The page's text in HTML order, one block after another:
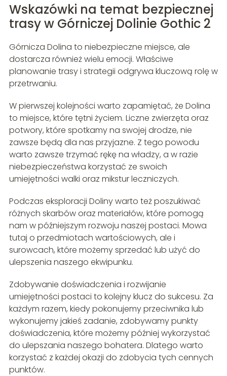
Wskazówki na temat bezpiecznej
trasy w Górniczej Dolinie Gothic 2
Górnicza Dolina to niebezpieczne miejsce, ale
dostarcza również wielu emocji. Właściwe
planowanie trasy i strategii odgrywa kluczową rolę w
przetrwaniu.
W pierwszej kolejności warto zapamiętać, że Dolina
to miejsce, które tętni życiem. Liczne zwierzęta oraz
potwory, które spotkamy na swojej drodze, nie
zawsze będą dla nas przyjazne. Z tego powodu
warto zawsze trzymać rękę na władzy, a w razie
niebezpieczeństwa korzystać ze swoich
umiejętności walki oraz mikstur leczniczych.
Podczas eksploracji Doliny warto też poszukiwać
różnych skarbów oraz materiałów, które pomogą
nam w późniejszym rozwoju naszej postaci. Mowa
tutaj o przedmiotach wartościowych, ale i
surowcach, które możemy sprzedać lub użyć do
ulepszenia naszego ekwipunku.
Zdobywanie doświadczenia i rozwijanie
umiejętności postaci to kolejny klucz do sukcesu. Za
każdym razem, kiedy pokonujemy przeciwnika lub
wykonujemy jakieś zadanie, zdobywamy punkty
doświadczenia, które możemy później wykorzystać
do ulepszania naszego bohatera. Dlatego warto
korzystać z każdej okazji do zdobycia tych cennych
punktów.